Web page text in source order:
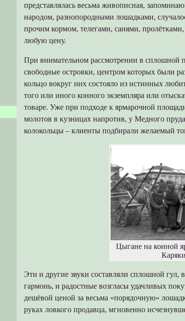
представлялась весьма живописная,
народом, разнопородными лошадками,
прочим кормом, телегами, санями,
любую цену.
При внимательном рассмотрении в сплошной
свободные островки, центром которых были
кольцо вокруг них состояло из истинных
того или иного конного экземпляра или
товаре. Уже при подходе к ярмарочной
молотов в кузницах напротив, у Медного
колокольцы – клиенты подбирали желаемый
Цыгане на конной
Эти и другие звуки составляли сплошной гул,
гармонь, и радостные возгласы удачливых
дешёвой ценой за весьма «порядочную»
руках ловкого продавца, мгновенно